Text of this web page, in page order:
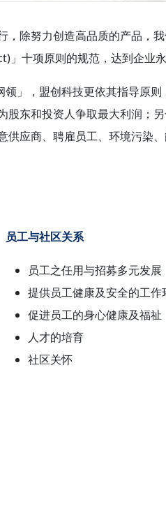
除努力创造高品质的产品，
十项原则的规范，达到企业永
」，盟创科技更依其指导原
东和投资人争取最大利润；
应商、聘雇员工、环境污染
员工与社区关系
员工之任用与招募多元发展
提供员工健康及安全的工作
促进员工的身心健康及福祉
人才的培育
社区关怀